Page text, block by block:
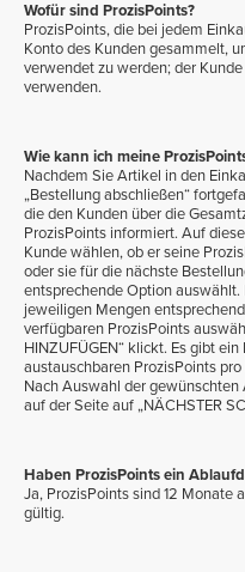
Wofür sind ProzisPoints?
ProzisPoints, die bei jedem
Konto des Kunden gesammelt,
verwendet zu werden; der
verwenden.
Wie kann ich meine
Nachdem Sie Artikel in den
„Bestellung abschließen“
die den Kunden über die
ProzisPoints informiert. Auf
Kunde wählen, ob er seine
oder sie für die nächste
entsprechende Option
jeweiligen Mengen
verfügbaren ProzisPoints
HINZUFÜGEN“ klickt. Es gibt
austauschbaren ProzisPoints
Nach Auswahl der
auf der Seite auf „NÄCHSTER
Haben ProzisPoints ein
Ja, ProzisPoints sind 12 Monate
gültig.